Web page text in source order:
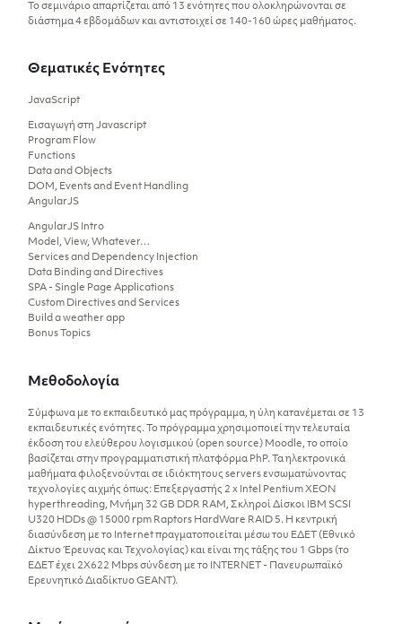
Το σεμινάριο απαρτίζεται από 13 ενότητες που ολοκληρώνονται σε
διάστημα 4 εβδομάδων και αντιστοιχεί σε 140-160 ώρες μαθήματος.
Θεματικές Ενότητες
JavaScript
Εισαγωγή στη Javascript
Program Flow
Functions
Data and Objects
DOM, Events and Event Handling
AngularJS
AngularJS Intro
Model, View, Whatever…
Services and Dependency Injection
Data Binding and Directives
SPA - Single Page Applications
Custom Directives and Services
Build a weather app
Bonus Topics
Μεθοδολογία
Σύμφωνα με το εκπαιδευτικό μας πρόγραμμα, η ύλη κατανέμεται σε 13
εκπαιδευτικές ενότητες. Το πρόγραμμα χρησιμοποιεί την τελευταία
έκδοση του ελεύθερου λογισμικού (open source) Moodle, το οποίο
βασίζεται στην προγραμματιστική πλατφόρμα PhP. Τα ηλεκτρονικά
μαθήματα φιλοξενούνται σε ιδιόκτητους servers ενσωματώνοντας
τεχνολογίες αιχμής όπως: Επεξεργαστής 2 x Intel Pentium XEON
hyperthreading, Μνήμη 32 GB DDR RAM, Σκληροί Δίσκοι IBM SCSI
U320 HDDs @ 15000 rpm Raptors HardWare RAID 5. Η κεντρική
διασύνδεση με το Internet πραγματοποιείται μέσω του ΕΔΕΤ (Εθνικό
Δίκτυο Έρευνας και Τεχνολογίας) και είναι της τάξης του 1 Gbps (το
ΕΔΕΤ έχει 2Χ622 Mbps σύνδεση με το INTERNET - Πανευρωπαϊκό
Ερευνητικό Διαδίκτυο GEANT).